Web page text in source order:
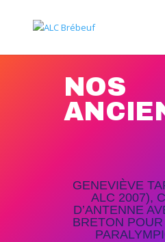
NOS
GENEVIÈVE
ALC 2007),
D’ANTENNE
BRETON